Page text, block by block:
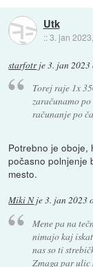
Utk
::3. jan
starfotrje3. jan
Torej raje 1x
zaračunamo
računanje po
Potrebno je oboje,
počasno polnjenje
mesto.
Miki Nje3. jan 2023
Mene pa na
nimajo kaj
nas so ti
Zmaga par ulic